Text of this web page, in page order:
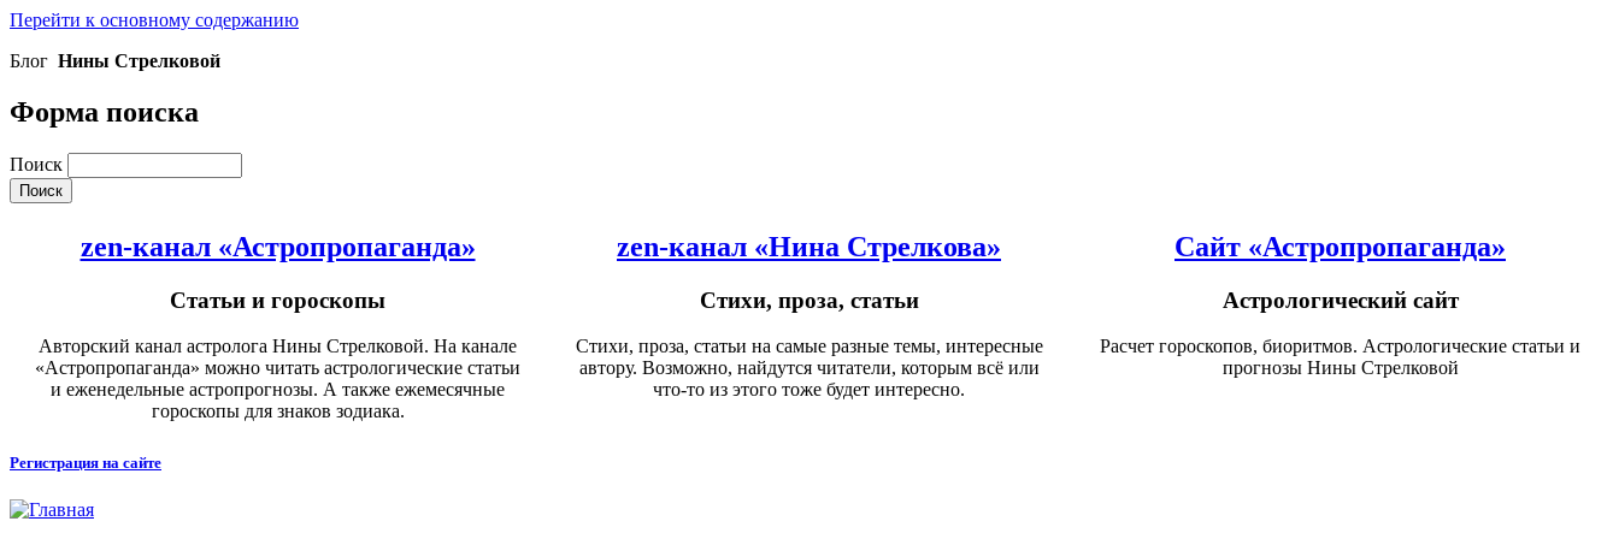
Перейти к основному содержанию
Блог Нины Стрелковой
Форма поиска
Поиск
zen-канал «Астропропаганда»
Статьи и гороскопы
Авторский канал астролога Нины Стрелковой. На канале
«Астропропаганда» можно читать астрологические статьи
и еженедельные астропрогнозы. А также ежемесячные
гороскопы для знаков зодиака.
zen-канал «Нина Стрелкова»
Стихи, проза, статьи
Стихи, проза, статьи на самые разные темы, интересные
автору. Возможно, найдутся читатели, которым всё или
что-то из этого тоже будет интересно.
Сайт «Астропропаганда»
Астрологический сайт
Расчет гороскопов, биоритмов. Астрологические статьи и
прогнозы Нины Стрелковой
Регистрация на сайте